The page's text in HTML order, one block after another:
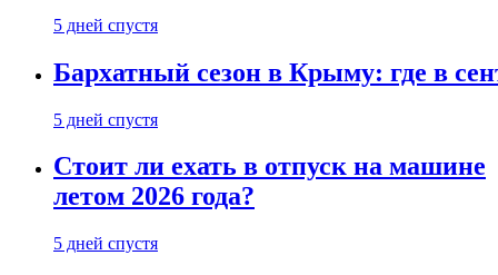
5 дней спустя
Бархатный сезон в Крыму: где в
5 дней спустя
Стоит ли ехать в отпуск на машине
летом 2026 года?
5 дней спустя